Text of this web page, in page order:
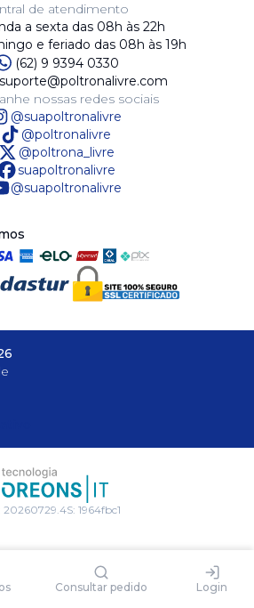
Consultar pedido Login
de atendimento
a sexta das 08h às 22h
e feriado das 08h às 19h
(62) 9 9394 0330
nossas redes sociais
@suapoltronalivre
@poltronalivre
@poltrona_livre
suapoltronalivre
@suapoltronalivre
20260729.4S: 1964fbc1